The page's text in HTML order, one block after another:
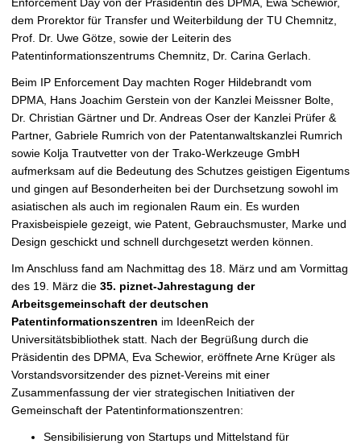
Enforcement Day von der Präsidentin des DPMA, Ewa Schewior,
dem Prorektor für Transfer und Weiterbildung der TU Chemnitz,
Prof. Dr. Uwe Götze, sowie der Leiterin des
Patentinformationszentrums Chemnitz, Dr. Carina Gerlach.
Beim IP Enforcement Day machten Roger Hildebrandt vom
DPMA, Hans Joachim Gerstein von der Kanzlei Meissner Bolte,
Dr. Christian Gärtner und Dr. Andreas Oser der Kanzlei Prüfer &
Partner, Gabriele Rumrich von der Patentanwaltskanzlei Rumrich
sowie Kolja Trautvetter von der Trako-Werkzeuge GmbH
aufmerksam auf die Bedeutung des Schutzes geistigen Eigentums
und gingen auf Besonderheiten bei der Durchsetzung sowohl im
asiatischen als auch im regionalen Raum ein. Es wurden
Praxisbeispiele gezeigt, wie Patent, Gebrauchsmuster, Marke und
Design geschickt und schnell durchgesetzt werden können.
Im Anschluss fand am Nachmittag des 18. März und am Vormittag
des 19. März die 35. piznet-Jahrestagung der
Arbeitsgemeinschaft der deutschen
Patentinformationszentren im IdeenReich der
Universitätsbibliothek statt. Nach der Begrüßung durch die
Präsidentin des DPMA, Eva Schewior, eröffnete Arne Krüger als
Vorstandsvorsitzender des piznet-Vereins mit einer
Zusammenfassung der vier strategischen Initiativen der
Gemeinschaft der Patentinformationszentren:
Sensibilisierung von Startups und Mittelstand für